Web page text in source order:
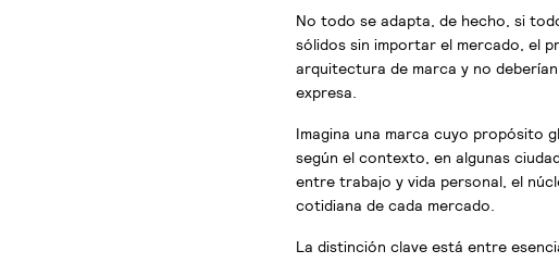
No todo se adapta, de hecho, si
sólidos sin importar el mercado, el
arquitectura de marca y no
expresa.
Imagina una marca cuyo propósito
según el contexto, en algunas
entre trabajo y vida personal, el
cotidiana de cada mercado.
La distinción clave está entre